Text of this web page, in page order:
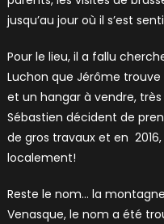
jusqu’au jour où il s’est
Pour le lieu, il a fallu
Luchon que Jérôme
et un hangar à vendre,
Sébastien décident de
de gros travaux et en
localement!
Reste le nom… la
Venasque, le nom a été